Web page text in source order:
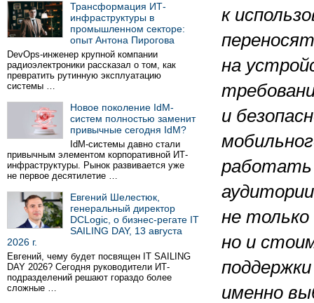
Трансформация ИТ-
инфраструктуры в
промышленном секторе:
опыт Антона Пирогова
DevOps-инженер крупной компании
радиоэлектроники рассказал о том, как
превратить рутинную эксплуатацию
системы …
Новое поколение IdM-
систем полностью заменит
привычные сегодня IdM?
IdM-системы давно стали
привычным элементом корпоративной ИТ-
инфраструктуры. Рынок развивается уже
не первое десятилетие …
Евгений Шелестюк,
генеральный директор
DCLogic, о бизнес-регате IT
SAILING DAY, 13 августа
2026 г.
Евгений, чему будет посвящен IT SAILING
DAY 2026? Сегодня руководители ИТ-
подразделений решают гораздо более
сложные …
к
на
и
работать
не только
но и
именно